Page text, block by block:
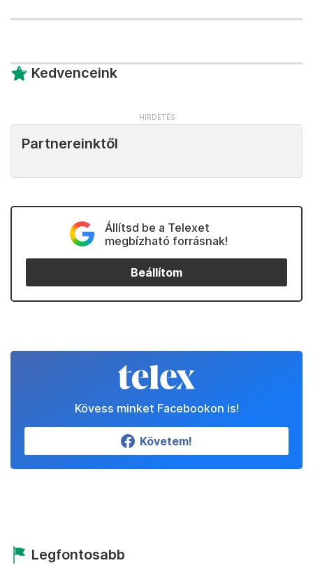
Kedvenceink
Partnereinktől
Állítsd be a Telexet
megbízható forrásnak!
Beállítom
Kövess minket Facebookon is!
Követem!
Legfontosabb